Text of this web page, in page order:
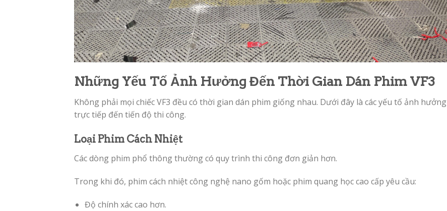
Những Yếu Tố Ảnh Hưởng Đến Thời Gian Dán Phim VF3
Không phải mọi chiếc VF3 đều có thời gian dán phim giống nhau. Dưới đây là các yếu tố ảnh hưởng
trực tiếp đến tiến độ thi công.
Loại Phim Cách Nhiệt
Các dòng phim phổ thông thường có quy trình thi công đơn giản hơn.
Trong khi đó, phim cách nhiệt công nghệ nano gốm hoặc phim quang học cao cấp yêu cầu:
Độ chính xác cao hơn.